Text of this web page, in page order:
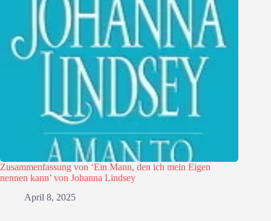
Zusammenfassung von ‘Ein Mann, den ich mein Eigen
nennen kann’ von Johanna Lindsey
April 8, 2025